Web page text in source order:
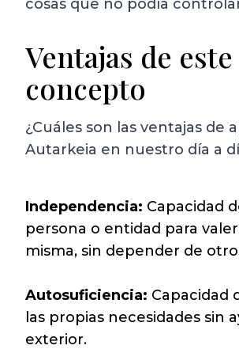
cosas que no podía
Ventajas de este
concepto
¿Cuáles son las ventajas de
Autarkeia en nuestro día a
Independencia: Capacidad
persona o entidad para
misma, sin depender de
Autosuficiencia: Capacidad
las propias necesidades sin
exterior.